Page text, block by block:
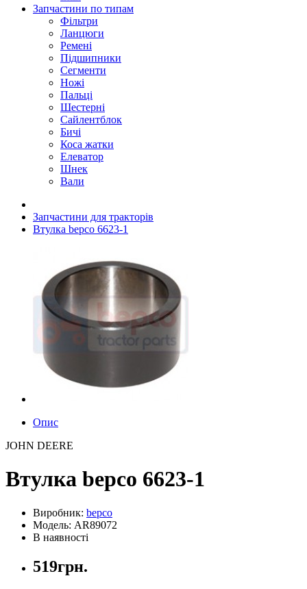
Запчастини по типам
Фільтри
Ланцюги
Ремені
Підшипники
Сегменти
Ножі
Пальці
Шестерні
Сайлентблок
Бичі
Коса жатки
Елеватор
Шнек
Вали
Запчастини для тракторів
Втулка bepco 6623-1
Опис
JOHN DEERE
Втулка bepco 6623-1
Виробник: bepco
Модель: AR89072
В наявності
519грн.